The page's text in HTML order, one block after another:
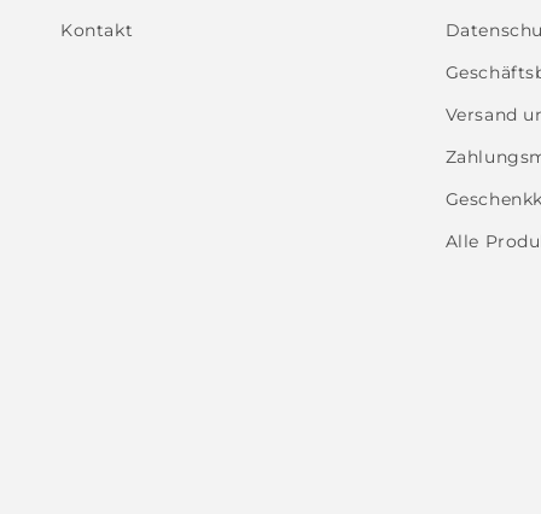
Kontakt
Versand
Alle